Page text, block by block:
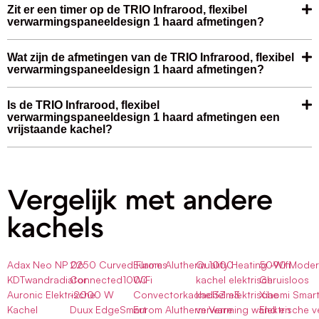
Zit er een timer op de TRIO Infrarood, flexibel
verwarmingspaneeldesign 1 haard afmetingen?
Wat zijn de afmetingen van de TRIO Infrarood, flexibel
verwarmingspaneeldesign 1 haard afmetingen?
Is de TRIO Infrarood, flexibel
verwarmingspaneeldesign 1 haard afmetingen een
vrijstaande kachel?
Vergelijk met andere
kachels
Adax Neo NP 06
KDTwandradiator
Auronic Elektrische
Kachel
2250 Curved Flames
Connected1000
-2000 W
Duux EdgeSmart
Eurom Alutherm 1000
WiFi
Convectorkachel33m3
Eurom Alutherm Verre
Quality Heating -Wifi
kachel elektrisch
kachel elektrische
verwarming wand en
5090
Geruisloos
Xiaomi
Elektrische